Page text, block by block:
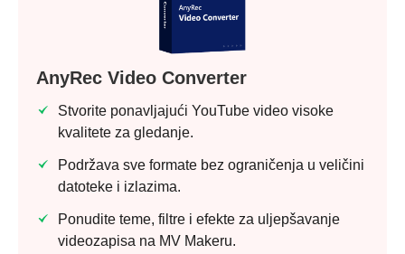
Korak 2.
AnyRec Video Converter
Stvorite ponavljajući YouTube video visoke
kvalitete za gledanje.
Podržava sve formate bez ograničenja u veličini
datoteke i izlazima.
Ponudite teme, filtre i efekte za uljepšavanje
videozapisa na MV Makeru.